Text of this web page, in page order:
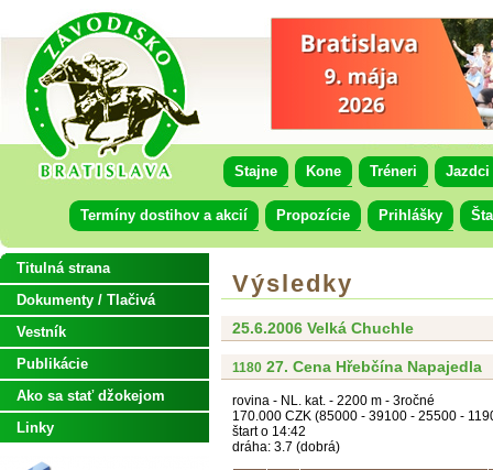
Stajne Kone Tréneri Jazdci
Termíny dostihov a akcií Propozície Prihlášky
Výsledky
25.6.2006 Velká Chuchle
1180 27. Cena Hřebčína Napajedla
rovina - NL. kat. - 2200 m - 3ročné
170.000 CZK (85000 - 39100 - 25500 -
štart o 14:42
dráha: 3.7 (dobrá)
Titulná strana
Dokumenty / Tlačivá
Vestník
Publikácie
Ako sa stať džokejom
Linky